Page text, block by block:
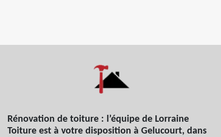
Rénovation de toiture : l’équipe de Lorraine
Toiture est à votre disposition à Gelucourt, dans